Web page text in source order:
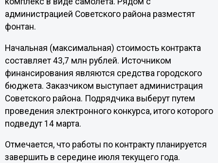
администрацией Советского района разместят
фонтан.
Начальная (максимальная) стоимость контракта
составляет 43,7 млн рублей. Источником
финансирования являются средства городского
бюджета. Заказчиком выступает администрация
Советского района. Подрядчика выберут путем
проведения электронного конкурса, итого которого
подведут 14 марта.
Отмечается, что работы по контракту планируется
завершить в середине июля текущего года.